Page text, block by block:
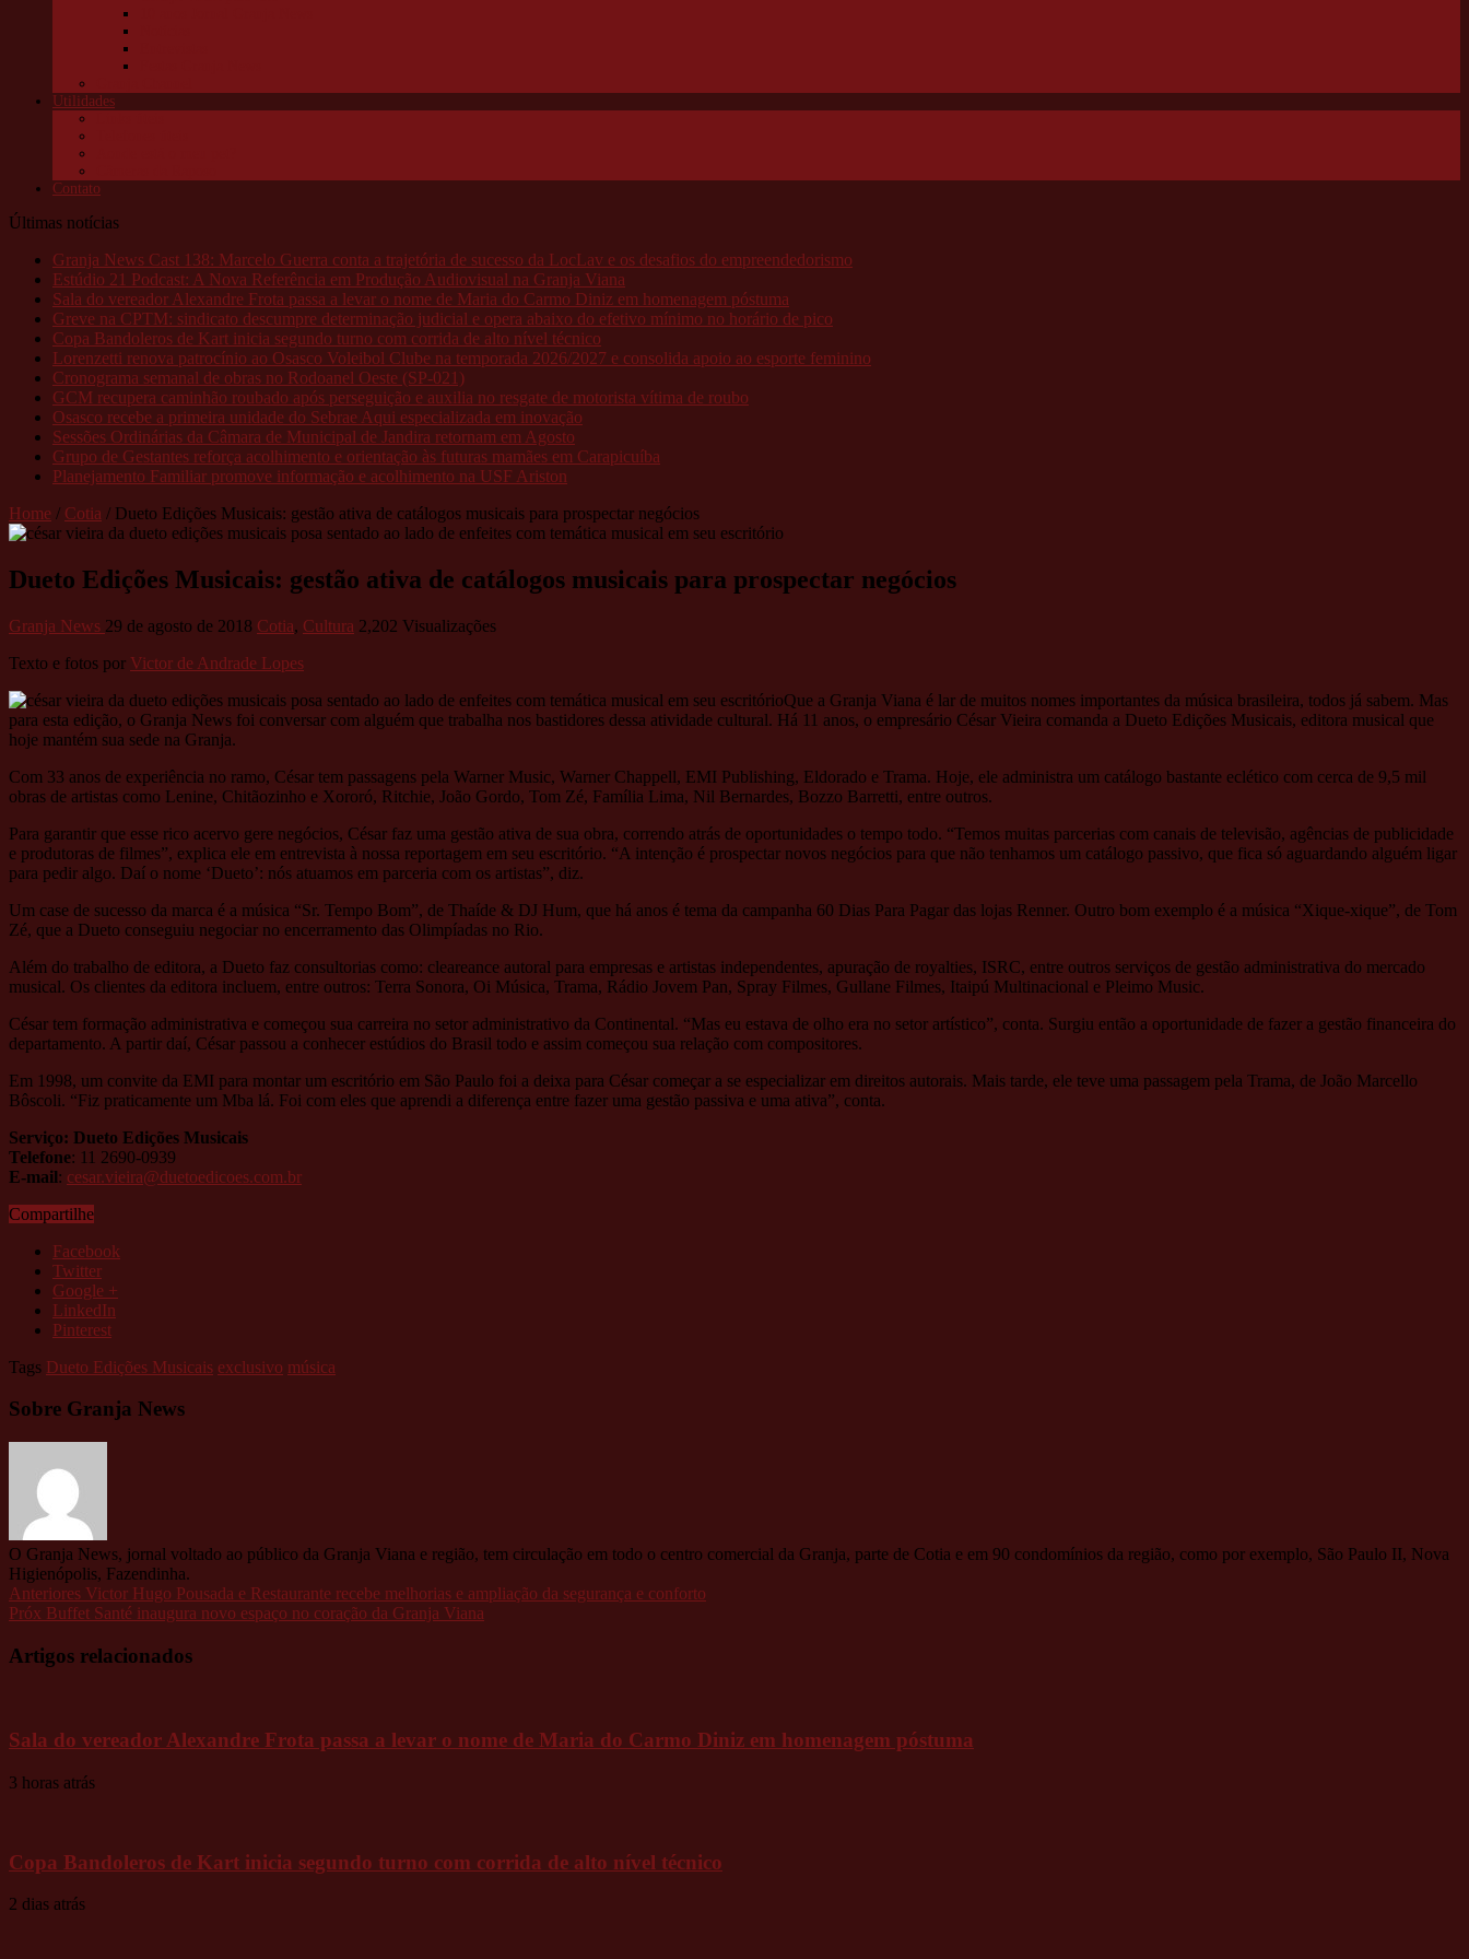
Utilidades
Contato
Últimas notícias
Granja News Cast 138: Marcelo Guerra conta a trajetória de sucesso da LocLav e os desafios do empreendedorismo
Estúdio 21 Podcast: A Nova Referência em Produção Audiovisual na Granja Viana
Sala do vereador Alexandre Frota passa a levar o nome de Maria do Carmo Diniz em homenagem póstuma
Greve na CPTM: sindicato descumpre determinação judicial e opera abaixo do efetivo mínimo no horário de pico
Copa Bandoleros de Kart inicia segundo turno com corrida de alto nível técnico
Lorenzetti renova patrocínio ao Osasco Voleibol Clube na temporada 2026/2027 e consolida apoio ao esporte feminino
Cronograma semanal de obras no Rodoanel Oeste (SP-021)
GCM recupera caminhão roubado após perseguição e auxilia no resgate de motorista vítima de roubo
Osasco recebe a primeira unidade do Sebrae Aqui especializada em inovação
Sessões Ordinárias da Câmara de Municipal de Jandira retornam em Agosto
Grupo de Gestantes reforça acolhimento e orientação às futuras mamães em Carapicuíba
Planejamento Familiar promove informação e acolhimento na USF Ariston
Home / Cotia / Dueto Edições Musicais: gestão ativa de catálogos musicais para prospectar negócios
Dueto Edições Musicais: gestão ativa de catálogos musicais para prospectar negócios
Granja News 29 de agosto de 2018 Cotia, Cultura 2,202 Visualizações
Texto e fotos por Victor de Andrade Lopes
Que a Granja Viana é lar de muitos nomes importantes da música brasileira, todos já sabem. Mas
para esta edição, o Granja News foi conversar com alguém que trabalha nos bastidores dessa atividade cultural. Há 11 anos, o empresário César Vieira comanda a Dueto Edições Musicais, editora musical que
hoje mantém sua sede na Granja.
Com 33 anos de experiência no ramo, César tem passagens pela Warner Music, Warner Chappell, EMI Publishing, Eldorado e Trama. Hoje, ele administra um catálogo bastante eclético com cerca de 9,5 mil
obras de artistas como Lenine, Chitãozinho e Xororó, Ritchie, João Gordo, Tom Zé, Família Lima, Nil Bernardes, Bozzo Barretti, entre outros.
Para garantir que esse rico acervo gere negócios, César faz uma gestão ativa de sua obra, correndo atrás de oportunidades o tempo todo. “Temos muitas parcerias com canais de televisão, agências de publicidade
e produtoras de filmes”, explica ele em entrevista à nossa reportagem em seu escritório. “A intenção é prospectar novos negócios para que não tenhamos um catálogo passivo, que fica só aguardando alguém ligar
para pedir algo. Daí o nome ‘Dueto’: nós atuamos em parceria com os artistas”, diz.
Um case de sucesso da marca é a música “Sr. Tempo Bom”, de Thaíde & DJ Hum, que há anos é tema da campanha 60 Dias Para Pagar das lojas Renner. Outro bom exemplo é a música “Xique-xique”, de Tom
Zé, que a Dueto conseguiu negociar no encerramento das Olimpíadas no Rio.
Além do trabalho de editora, a Dueto faz consultorias como: cleareance autoral para empresas e artistas independentes, apuração de royalties, ISRC, entre outros serviços de gestão administrativa do mercado
musical. Os clientes da editora incluem, entre outros: Terra Sonora, Oi Música, Trama, Rádio Jovem Pan, Spray Filmes, Gullane Filmes, Itaipú Multinacional e Pleimo Music.
César tem formação administrativa e começou sua carreira no setor administrativo da Continental. “Mas eu estava de olho era no setor artístico”, conta. Surgiu então a oportunidade de fazer a gestão financeira do
departamento. A partir daí, César passou a conhecer estúdios do Brasil todo e assim começou sua relação com compositores.
Em 1998, um convite da EMI para montar um escritório em São Paulo foi a deixa para César começar a se especializar em direitos autorais. Mais tarde, ele teve uma passagem pela Trama, de João Marcello
Bôscoli. “Fiz praticamente um Mba lá. Foi com eles que aprendi a diferença entre fazer uma gestão passiva e uma ativa”, conta.
Serviço: Dueto Edições Musicais
Telefone: 11 2690-0939
E-mail: cesar.vieira@duetoedicoes.com.br
Compartilhe
Facebook
Twitter
Google +
LinkedIn
Pinterest
Tags Dueto Edições Musicais exclusivo música
Sobre Granja News
O Granja News, jornal voltado ao público da Granja Viana e região, tem circulação em todo o centro comercial da Granja, parte de Cotia e em 90 condomínios da região, como por exemplo, São Paulo II, Nova
Higienópolis, Fazendinha.
Anteriores Victor Hugo Pousada e Restaurante recebe melhorias e ampliação da segurança e conforto
Próx Buffet Santé inaugura novo espaço no coração da Granja Viana
Artigos relacionados
Sala do vereador Alexandre Frota passa a levar o nome de Maria do Carmo Diniz em homenagem póstuma
3 horas atrás
Copa Bandoleros de Kart inicia segundo turno com corrida de alto nível técnico
2 dias atrás